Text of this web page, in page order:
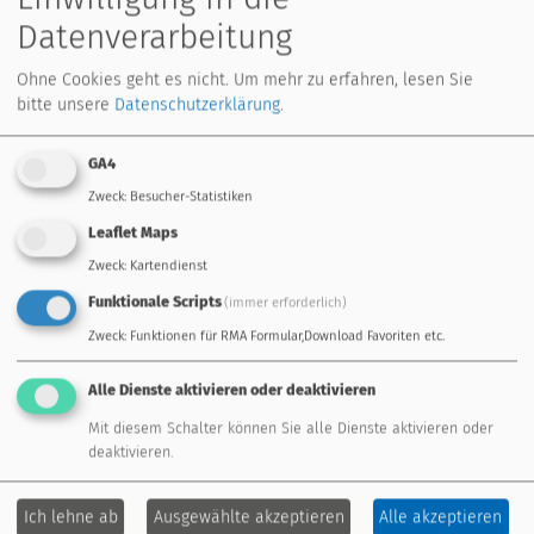
Dies sind:
Browsertyp und Browserversion
verwendetes Betriebssystem
Referrer URL
Hostname des zugreifenden Rechners
Uhrzeit der Serveranfrage
IP Adresse
Diese Daten sind nicht bestimmten Personen zuordenbar.
Eine Zusammenführung dieser Daten mit anderen
Datenquellen wird nicht vorgenommen. Wir behalten uns
vor, diese Daten nachträglich zu prüfen, wenn uns
konkrete Anhaltspunkte für eine rechtswidrige Nutzung
bekannt werden.
SSL-Verschlüsselung
Diese Seite nutzt aus Gründen der Sicherheit und zum
Schutz der Übertragung vertraulicher Inhalte, wie zum
Datenverarbeitung
Ohne Cookies geht es nicht. Um mehr zu erfahren, lesen Sie
bitte unsere Datenschutzerklärung.
GA4
Zweck: Besucher-Statistiken
Leaflet Maps
Zweck: Kartendienst
Funktionale Scripts(immer erforderlich)
Zweck: Funktionen für RMA Formular,Download Favoriten etc.
Alle Dienste aktivieren oder deaktivieren
Mit diesem Schalter können Sie alle Dienste aktivieren oder
deaktivieren.
Ich lehne ab Ausgewählte akzeptieren Alle akzeptieren